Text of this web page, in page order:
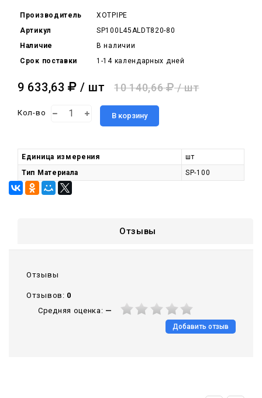
Производитель
XOTPIPE
Артикул
SP100L45ALDT820-80
Наличие
В наличии
Срок поставки
1-14 календарных дней
9 633,63 / шт 10 140,66 / шт
Кол-во В корзину
Единица измерения
шт
Тип Материала
SP-100
Отзывы
Отзывы
Отзывов: 0
Средняя оценка: —
Добавить отзыв